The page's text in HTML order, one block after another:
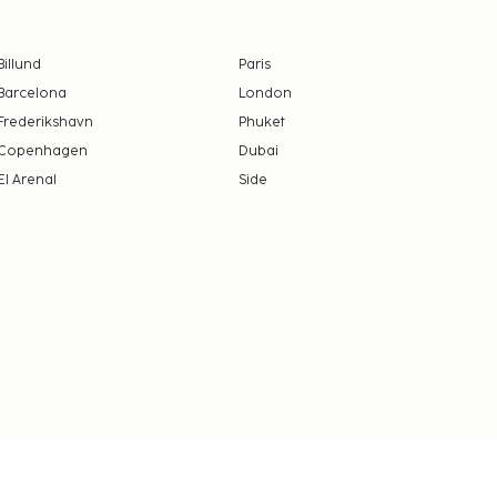
Billund
Paris
Barcelona
London
Frederikshavn
Phuket
Dubai
El Arenal Side